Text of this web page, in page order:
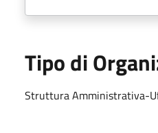
Tipo di
Struttura Amministrativa-